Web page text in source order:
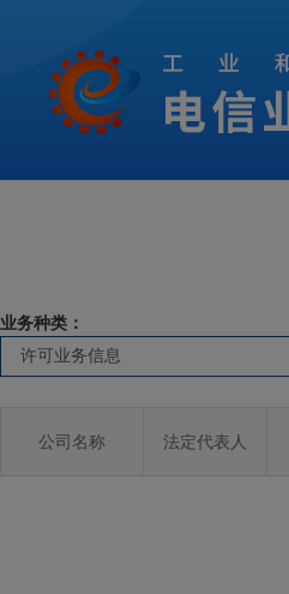
业务种类：
公司名称 法定代表人